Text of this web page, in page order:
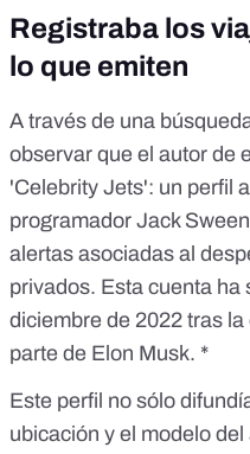
Registraba los
lo que emiten
A través de una
observar que el autor de
'Celebrity Jets': un perfil
programador Jack
alertas asociadas al
privados. Esta cuenta ha
diciembre de 2022 tras
parte de Elon Musk. *
Este perfil no sólo
ubicación y el modelo